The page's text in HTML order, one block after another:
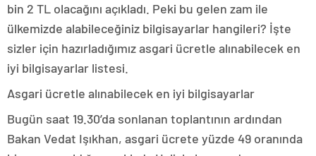
bin 2 TL olacağını açıkladı. Peki bu gelen zam ile
ülkemizde alabileceğiniz bilgisayarlar hangileri? İşte
sizler için hazırladığımız asgari ücretle alınabilecek en
iyi bilgisayarlar listesi.
Asgari ücretle alınabilecek en iyi bilgisayarlar
Bugün saat 19.30’da sonlanan toplantının ardından
Bakan Vedat Işıkhan, asgari ücrete yüzde 49 oranında